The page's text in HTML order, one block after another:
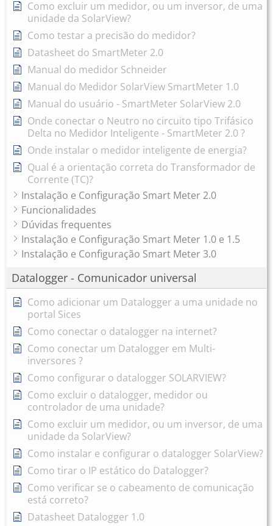
Como excluir um medidor, ou um inversor, de uma
unidade da SolarView?
Como testar a precisão do medidor?
Datasheet do SmartMeter 2.0
Manual do medidor Schneider
Manual do Medidor SolarView SmartMeter 1.0
Manual do usuário - SmartMeter SolarView 2.0
Onde conectar o Neutro no circuito tipo Trifásico
Delta no Medidor Inteligente - SmartMeter 2.0 ?
Onde instalar o medidor inteligente de energia?
Qual é a orientação correta do Transformador de
Corrente (TC)?
Instalação e Configuração Smart Meter 2.0
Funcionalidades
Dúvidas frequentes
Instalação e Configuração Smart Meter 1.0 e 1.5
Instalação e Configuração Smart Meter 3.0
Datalogger - Comunicador universal
Como adicionar um Datalogger a uma unidade no
portal Sices
Como conectar o datalogger na internet?
Como conectar um Datalogger em Multi-
inversores ?
Como configurar o datalogger SOLARVIEW?
Como excluir o datalogger, medidor ou
controlador de uma unidade?
Como excluir um medidor, ou um inversor, de uma
unidade da SolarView?
Como instalar e configurar o datalogger SolarView?
Como tirar o IP estático do Datalogger?
Como verificar se o cabeamento de comunicação
está correto?
Datasheet Datalogger 1.0